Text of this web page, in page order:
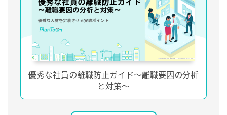
優秀な社員の離職防止ガイド～離職要因の分析
と対策～